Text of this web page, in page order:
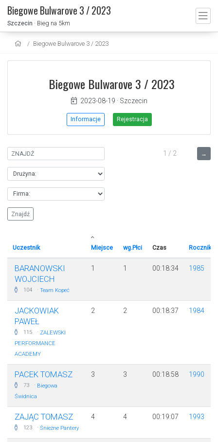
Biegowe Bulwarove 3 / 2023
Szczecin · Bieg na 5km
Biegowe Bulwarove 3 / 2023
Biegowe Bulwarove 3 / 2023
2023-08-19 · Szczecin
Informacje Rejestracja
→
1 / 2
Uczestnik Miejsce wg.Płci Czas Rocznik
BARANOWSKI
WOJCIECH
104 · Team Kopeć
1 1 00:18:34 1985
JACKOWIAK
PAWEŁ
115 · ZALEWSKI
PERFORMANCE
ACADEMY
2 2 00:18:37 1984
PACEK TOMASZ
73 · Biegowa
Świdnica
3 3 00:18:58 1990
ZAJĄC TOMASZ
123 · Śnieżne Pantery
4 4 00:19:07 1993